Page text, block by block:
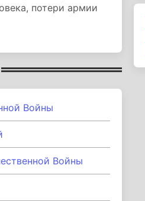
потери армии
Войны
Войны